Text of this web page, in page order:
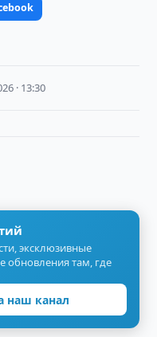
· 13:30
эксклюзивные
обновления там, где
наш канал